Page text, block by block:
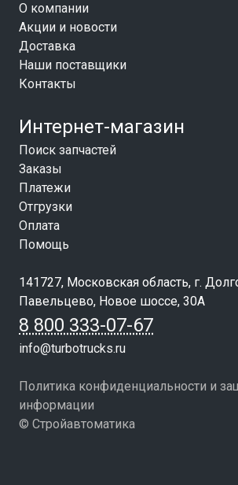
О компании
Акции и новости
Доставка
Наши поставщики
Контакты
Интернет-магазин
Поиск запчастей
Заказы
Платежи
Отгрузки
Оплата
Помощь
141727, Московская область, г.
Павельцево, Новое шоссе, 30А
8 800 333-07-67
info@turbotrucks.ru
Политика конфиденциальности и
информации
© Стройавтоматика